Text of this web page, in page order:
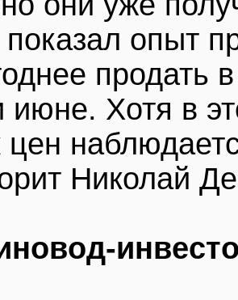
показал опыт
продать
июне. Хотя в
цен
Николай